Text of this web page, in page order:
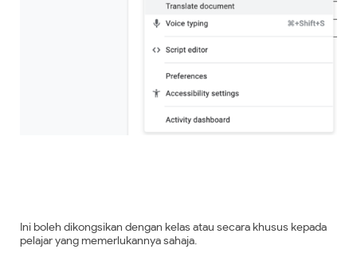
Ini boleh dikongsikan dengan kelas atau secara khusus kepada
pelajar yang memerlukannya sahaja.